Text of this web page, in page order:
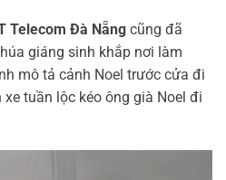
Telecom Đà Nẵng cũng đã
giáng sinh khắp nơi làm
mô tả cảnh Noel trước cửa đi
tuần lộc kéo ông già Noel đi